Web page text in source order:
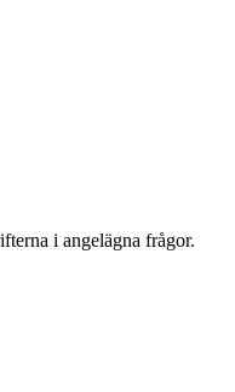
i angelägna frågor.